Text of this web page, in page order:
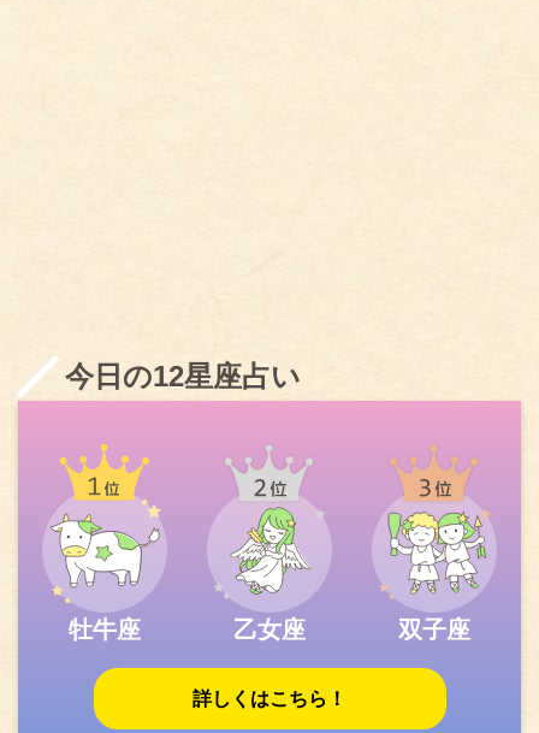
今日の12星座占い
牡牛座 乙女座 双子座
詳しくはこちら！